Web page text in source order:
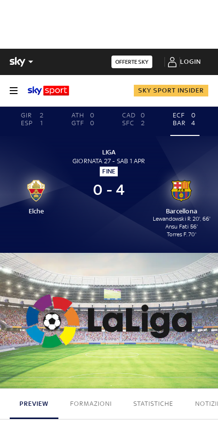
OFFERTE SKY LOGIN
SKY SPORT INSIDER
GIR
2
ESP
1
ATH
0
GTF
0
CAD
0
SFC
2
ECF
0
BAR
4
LIGA
GIORNATA 27 - SAB 1 APR
FINE
Elche
0 - 4
Barcellona
Lewandowski R. 20', 66'
Ansu Fati 56'
Torres F. 70'
0 - 4
PREVIEW FORMAZIONI STATISTICHE